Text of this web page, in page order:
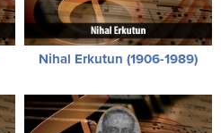
Nihal Erkutun (1906-1989)